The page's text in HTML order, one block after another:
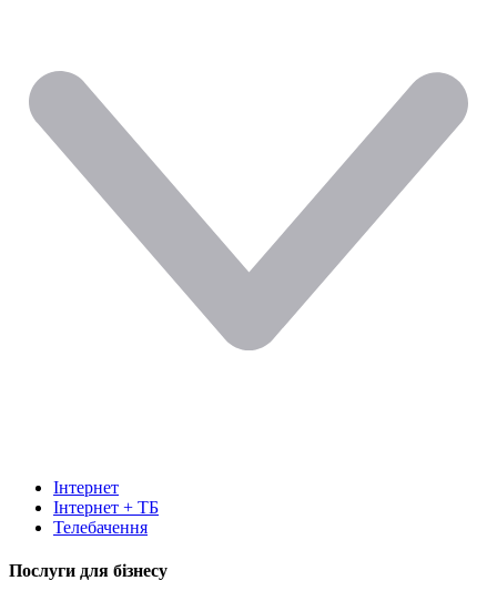
Інтернет
Інтернет + ТБ
Телебачення
Послуги для бізнесу